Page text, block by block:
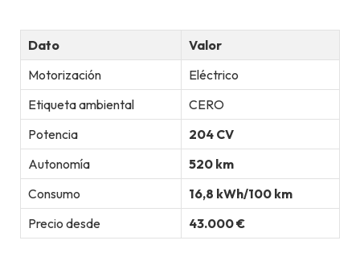
Dato
Valor
Motorización
Eléctrico
Etiqueta ambiental
CERO
Potencia
204 CV
Autonomía
520 km
Consumo
16,8 kWh/100 km
Precio desde
43.000 €